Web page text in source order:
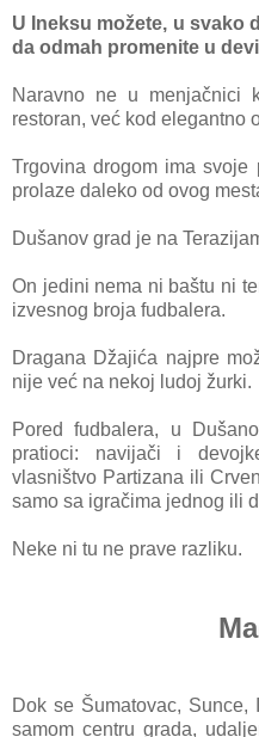
U Ineksu možete, u svako
da odmah promenite u
Naravno ne u menjačnici
restoran, već kod elegantno
Trgovina drogom ima
prolaze daleko od ovog
Dušanov grad je na
On jedini nema ni baštu ni
izvesnog broja fudbalera.
Dragana Džajića najpre
nije već na nekoj ludoj žurki.
Pored fudbalera, u
pratioci: navijači i
vlasništvo Partizana ili
samo sa igračima jednog ili
Neke ni tu ne prave razliku.
Dok se Šumatovac,
samom centru grada,